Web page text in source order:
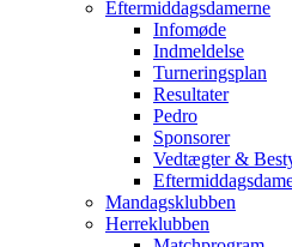
Eftermiddagsdamerne
Infomøde
Indmeldelse
Turneringsplan
Resultater
Pedro
Sponsorer
Vedtægter &
Mandagsklubben
Herreklubben